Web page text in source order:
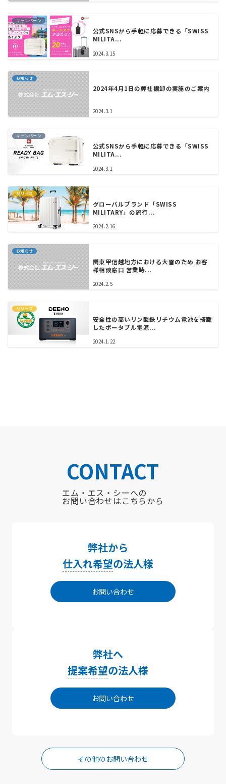
キャンペーン
公式SNSから手軽に応募できる「SWISS
MILITA...
2024.3.15
お知らせ
2024年4月1日の弊社棚卸の実施のご案内
2024.3.1
キャンペーン
公式SNSから手軽に応募できる「SWISS
MILITA...
2024.3.1
リリース
グローバルブランド「SWISS
MILITARY」の旅行...
2024.2.16
お知らせ
関東甲信越地方における大雪のため お客
様相談窓口 営業時...
2024.2.5
リリース
安全性の高いリン酸鉄リチウム電池を搭載
したポータブル電源...
2024.1.22
CONTACT
エム・エス・シーへの
お問い合わせはこちらから
弊社から
仕入れ希望の法人様
お問い合わせ
弊社へ
提案希望の法人様
お問い合わせ
その他のお問い合わせ